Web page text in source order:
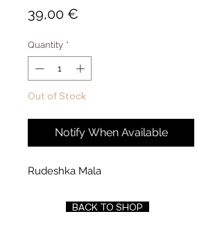
39,00 €
Quantity *
Out of Stock
Notify When Available
Rudeshka Mala
BACK TO SHOP